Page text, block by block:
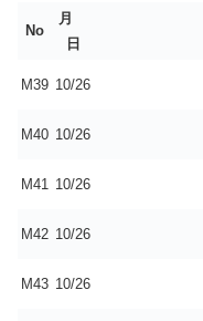
No
月
日
M39 10/26
M40 10/26
M41 10/26
M42 10/26
M43 10/26